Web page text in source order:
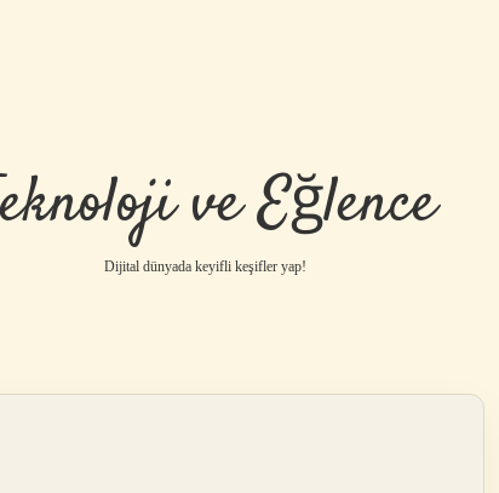
ve Eğlence
Dijital dünyada keyifli keşifler yap!